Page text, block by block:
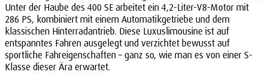
Unter der Haube des 400 SE arbeitet ein 4,2-Liter-V8-Motor mit
286 PS, kombiniert mit einem Automatikgetriebe und dem
klassischen Hinterradantrieb. Diese Luxuslimousine ist auf
entspanntes Fahren ausgelegt und verzichtet bewusst auf
sportliche Fahreigenschaften – ganz so, wie man es von einer S-
Klasse dieser Ära erwartet.